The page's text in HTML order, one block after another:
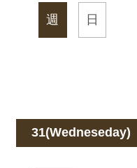
週 日
31(Wedneseday)